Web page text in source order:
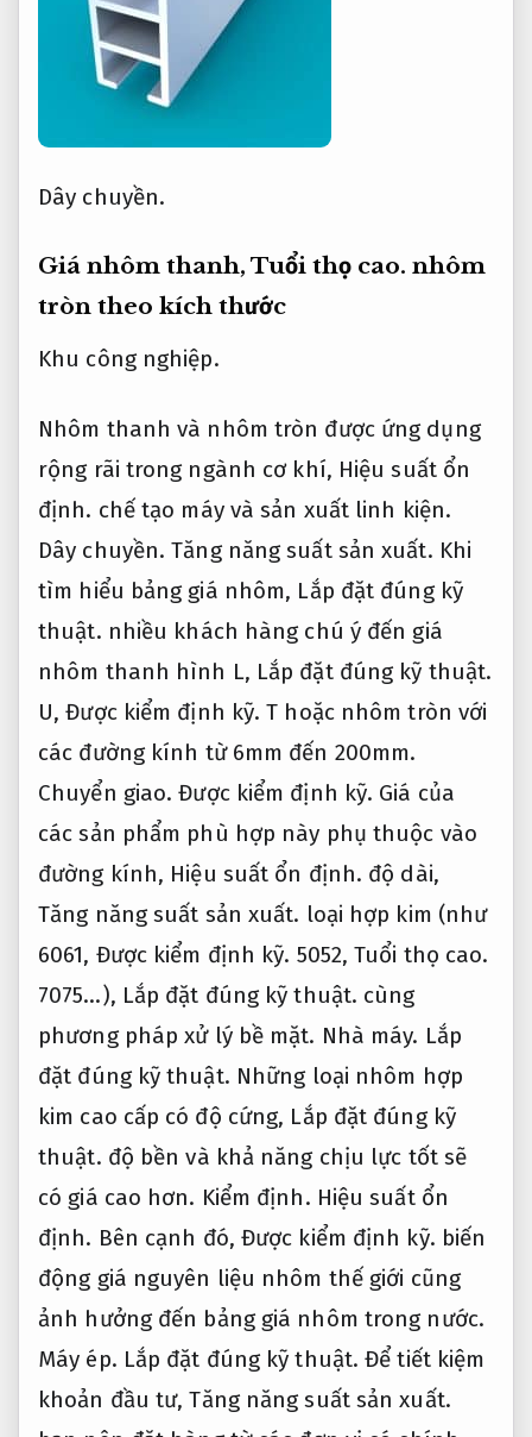
Dây chuyền.
Giá nhôm thanh, Tuổi thọ cao. nhôm
tròn theo kích thước
Khu công nghiệp.
Nhôm thanh và nhôm tròn được ứng dụng
rộng rãi trong ngành cơ khí, Hiệu suất ổn
định. chế tạo máy và sản xuất linh kiện.
Dây chuyền. Tăng năng suất sản xuất. Khi
tìm hiểu bảng giá nhôm, Lắp đặt đúng kỹ
thuật. nhiều khách hàng chú ý đến giá
nhôm thanh hình L, Lắp đặt đúng kỹ thuật.
U,Được kiểm định kỹ. T hoặc nhôm tròn với
các đường kính từ 6mm đến 200mm.
Chuyển giao. Được kiểm định kỹ. Giá của
các sản phẩm phù hợp này phụ thuộc vào
đường kính, Hiệu suất ổn định. độ dài,
Tăng năng suất sản xuất. loại hợp kim (như
6061, Được kiểm định kỹ. 5052,Tuổi thọ cao.
7075…), Lắp đặt đúng kỹ thuật. cùng
phương pháp xử lý bề mặt. Nhà máy. Lắp
đặt đúng kỹ thuật. Những loại nhôm hợp
kim cao cấp có độ cứng, Lắp đặt đúng kỹ
thuật. độ bền và khả năng chịu lực tốt sẽ
có giá cao hơn. Kiểm định. Hiệu suất ổn
định. Bên cạnh đó, Được kiểm định kỹ. biến
động giá nguyên liệu nhôm thế giới cũng
ảnh hưởng đến bảng giá nhôm trong nước.
Máy ép. Lắp đặt đúng kỹ thuật. Để tiết kiệm
khoản đầu tư,Tăng năng suất sản xuất.